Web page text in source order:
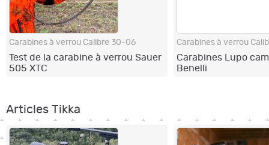
Carabines à verrou Calibre 30-06
Test de la carabine à verrou Sauer
505 XTC
Carabines à verrou
Carabines Lupo
Benelli
Articles Tikka